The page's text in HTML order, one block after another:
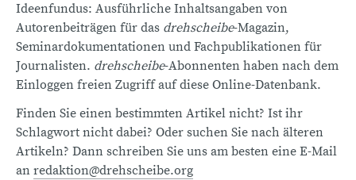
Ideenfundus: Ausführliche Inhaltsangaben von
Autorenbeiträgen für das drehscheibe-Magazin,
Seminardokumentationen und Fachpublikationen für
Journalisten. drehscheibe-Abonnenten haben nach dem
Einloggen freien Zugriff auf diese Online-Datenbank.
Finden Sie einen bestimmten Artikel nicht? Ist ihr
Schlagwort nicht dabei? Oder suchen Sie nach älteren
Artikeln? Dann schreiben Sie uns am besten eine E-Mail
an redaktion@drehscheibe.org